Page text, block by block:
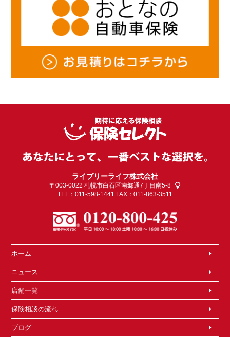
info@ho-select.com
ライブリーライフ株式会社
〒003-0022 札幌市白石区南郷通7丁目南5-8
TEL：011-598-1441 FAX：011-863-3511
ホーム
ニュース
店舗一覧
保険相談の流れ
ブログ